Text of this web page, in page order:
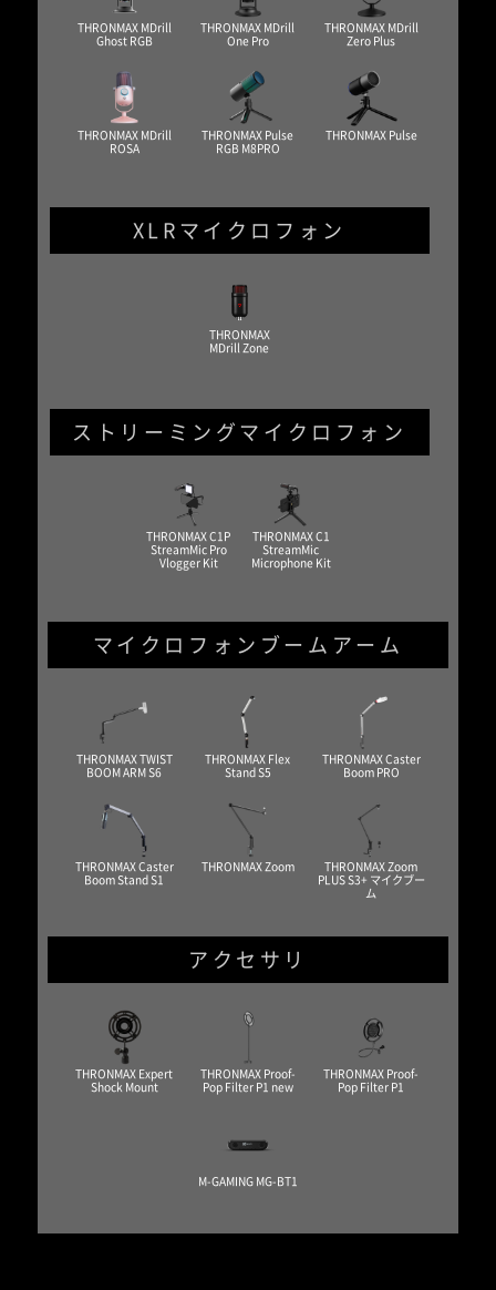
THRONMAX MDrill
Ghost RGB
THRONMAX MDrill
One Pro
THRONMAX MDrill
Zero Plus
THRONMAX MDrill
ROSA
THRONMAX Pulse
RGB M8PRO
THRONMAX Pulse
XLRマイクロフォン
THRONMAX
MDrill Zone
ストリーミングマイクロフォン
THRONMAX C1P
StreamMic Pro
Vlogger Kit
THRONMAX C1
StreamMic
Microphone Kit
マイクロフォンブームアーム
THRONMAX TWIST
BOOM ARM S6
THRONMAX Flex
Stand S5
THRONMAX Caster
Boom PRO
THRONMAX Caster
Boom Stand S1
THRONMAX Zoom
THRONMAX Zoom
PLUS S3+ マイクブー
ム
アクセサリ
THRONMAX Expert
Shock Mount
THRONMAX Proof-
Pop Filter P1 new
THRONMAX Proof-
Pop Filter P1
M-GAMING MG-BT1